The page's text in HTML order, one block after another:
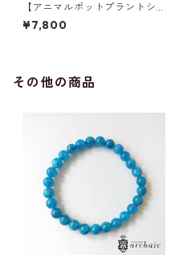
【アニマルポットプラントシ
リーズ】フクロウ×セレウス×
丸サボテン
¥7,800
その他の商品